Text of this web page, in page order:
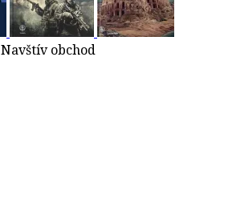
Navštív obchod